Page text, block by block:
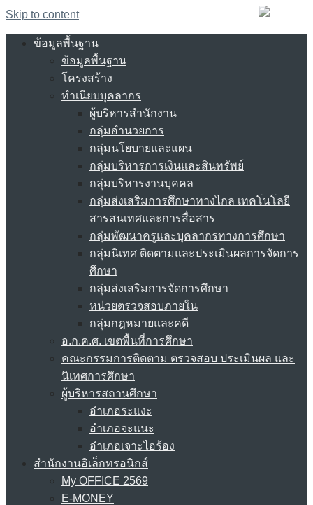
Skip to content
ข้อมูลพื้นฐาน
ข้อมูลพื้นฐาน
โครงสร้าง
ทำเนียบบุคลากร
ผู้บริหารสำนักงาน
กลุ่มอำนวยการ
กลุ่มนโยบายและแผน
กลุ่มบริหารการเงินและสินทรัพย์
กลุ่มบริหารงานบุคคล
กลุ่มส่งเสริมการศึกษาทางไกล เทคโนโลยี
สารสนเทศและการสื่อสาร
กลุ่มพัฒนาครูและบุคลากรทางการศึกษา
กลุ่มนิเทศ ติดตามและประเมินผลการจัดการ
ศึกษา
กลุ่มส่งเสริมการจัดการศึกษา
หน่วยตรวจสอบภายใน
กลุ่มกฎหมายและคดี
อ.ก.ค.ศ. เขตพื้นที่การศึกษา
คณะกรรมการติดตาม ตรวจสอบ ประเมินผล และ
นิเทศการศึกษา
ผู้บริหารสถานศึกษา
อำเภอระแงะ
อำเภอจะแนะ
อำเภอเจาะไอร้อง
สำนักงานอิเล็กทรอนิกส์
My OFFICE 2569
E-MONEY